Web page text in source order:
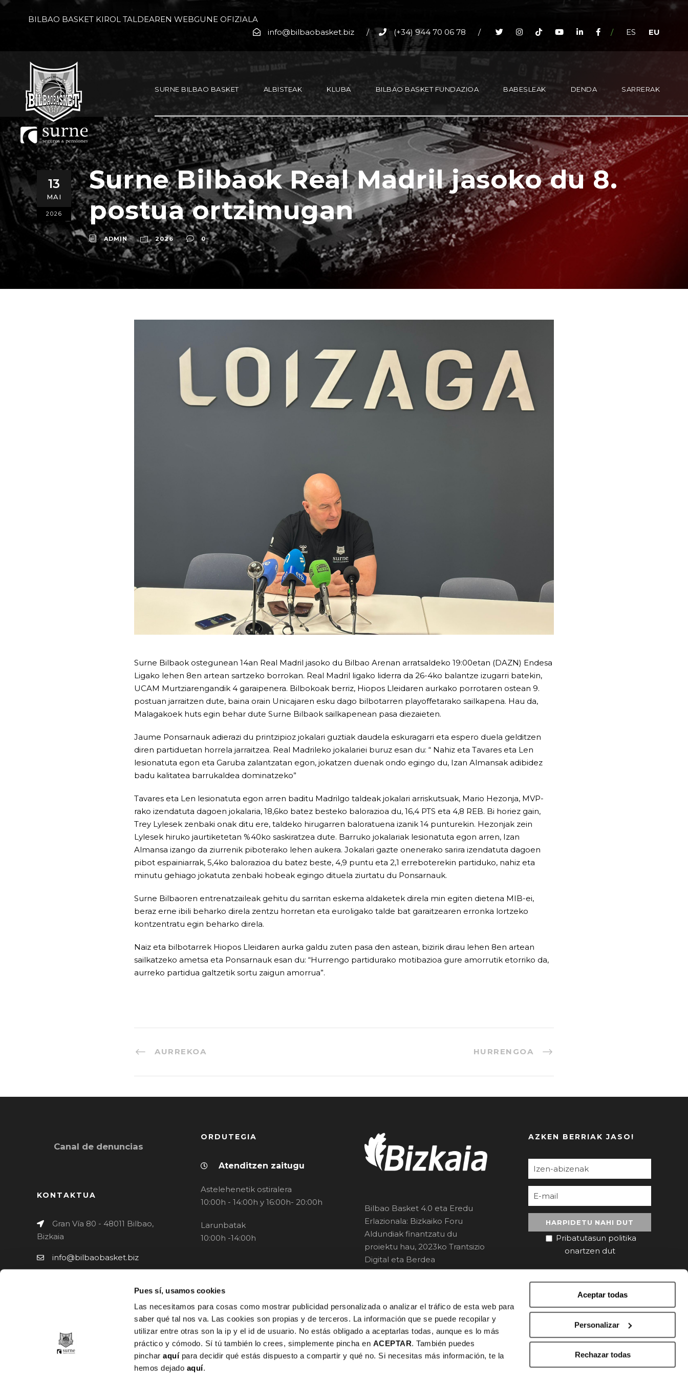
Pues sí, usamos cookies
Las necesitamos para cosas como mostrar publicidad personalizada o analizar el tráfico de esta web para
saber qué tal nos va. Las cookies son propias y de terceros. La información que se puede recopilar y
utilizar entre otras son la ip y el id de usuario. No estás obligado a aceptarlas todas, aunque es lo más
práctico y cómodo. Sí tú también lo crees, simplemente pincha en ACEPTAR. También puedes
pincharaquípara decidir qué estás dispuesto a compartir y qué no. Si necesitas más información, te la
hemos dejado aquí.
Aceptar todas
Personalizar
Rechazar todas
BILBAO BASKET KIROL TALDEAREN WEBGUNE OFIZIALA
info@bilbaobasket.biz
/ (+34) 944 70 06 78 / / ES EU
SURNE BILBAO BASKET ALBISTEAK KLUBA BILBAO BASKET FUNDAZIOA BABESLEAK DENDA SARRERAK
13
MAI
2026
Surne Bilbaok Real Madril jasoko du 8.
postua ortzimugan
ADMIN 2026 0
Surne Bilbaok ostegunean 14an Real Madril jasoko du Bilbao Arenan arratsaldeko 19:00etan (DAZN) Endesa
Ligako lehen 8en artean sartzeko borrokan. Real Madril ligako liderra da 26-4ko balantze izugarri batekin,
UCAM Murtziarengandik 4 garaipenera. Bilbokoak berriz, Hiopos Lleidaren aurkako porrotaren ostean 9.
postuan jarraitzen dute, baina orain Unicajaren esku dago bilbotarren playoffetarako sailkapena. Hau da,
Malagakoek huts egin behar dute Surne Bilbaok sailkapenean pasa diezaieten.
Jaume Ponsarnauk adierazi du printzipioz jokalari guztiak daudela eskuragarri eta espero duela gelditzen
diren partiduetan horrela jarraitzea. Real Madrileko jokalariei buruz esan du: “ Nahiz eta Tavares eta Len
lesionatuta egon eta Garuba zalantzatan egon, jokatzen duenak ondo egingo du, Izan Almansak adibidez
badu kalitatea barrukaldea dominatzeko”
Tavares eta Len lesionatuta egon arren baditu Madrilgo taldeak jokalari arriskutsuak, Mario Hezonja, MVP-
rako izendatuta dagoen jokalaria, 18,6ko batez besteko balorazioa du, 16,4 PTS eta 4,8 REB. Bi horiez gain,
Trey Lylesek zenbaki onak ditu ere, taldeko hirugarren baloratuena izanik 14 punturekin. Hezonjak zein
Lylesek hiruko jaurtiketetan %40ko saskiratzea dute. Barruko jokalariak lesionatuta egon arren, Izan
Almansa izango da ziurrenik piboterako lehen aukera. Jokalari gazte onenerako sarira izendatuta dagoen
pibot espainiarrak, 5,4ko balorazioa du batez beste, 4,9 puntu eta 2,1 erreboterekin partiduko, nahiz eta
minutu gehiago jokatuta zenbaki hobeak egingo dituela ziurtatu du Ponsarnauk.
Surne Bilbaoren entrenatzaileak gehitu du sarritan eskema aldaketek direla min egiten dietena MIB-ei,
beraz erne ibili beharko direla zentzu horretan eta euroligako talde bat garaitzearen erronka lortzeko
kontzentratu egin beharko direla.
Naiz eta bilbotarrek Hiopos Lleidaren aurka galdu zuten pasa den astean, bizirik dirau lehen 8en artean
sailkatzeko ametsa eta Ponsarnauk esan du: “Hurrengo partidurako motibazioa gure amorrutik etorriko da,
aurreko partidua galtzetik sortu zaigun amorrua”.
AURREKOA HURRENGOA
Canal de denuncias
KONTAKTUA
Gran Vía 80 - 48011 Bilbao,
Bizkaia
info@bilbaobasket.biz
ORDUTEGIA
Atenditzen zaitugu
Astelehenetik ostiralera
10:00h - 14:00h y 16:00h- 20:00h
Larunbatak
10:00h -14:00h
Bilbao Basket 4.0 eta Eredu
Erlazionala: Bizkaiko Foru
Aldundiak finantzatu du
proiektu hau, 2023ko Trantsizio
Digital eta Berdea
Programaren barruan.
AZKEN BERRIAK JASO!
Pribatutasun politika
onartzen dut